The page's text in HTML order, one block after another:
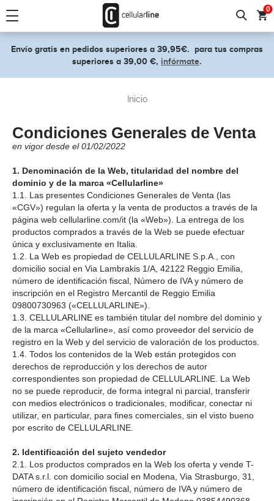
0
Envío gratis en pedidos superiores a 39,95€. para tus compras
superiores a 39,00 €, infórmate.
Inicio
Condiciones Generales de Venta
en vigor desde el 01/02/2022
1. Denominación de la Web, titularidad del nombre del
dominio y de la marca «Cellularline»
1.1. Las presentes Condiciones Generales de Venta (las
«CGV») regulan la oferta y la venta de productos a través de la
página web cellularline.com/it (la «Web»). La entrega de los
productos comprados a través de la Web se puede efectuar
única y exclusivamente en Italia.
1.2. La Web es propiedad de CELLULARLINE S.p.A., con
domicilio social en Via Lambrakis 1/A, 42122 Reggio Emilia,
número de identificación fiscal, Número de IVA y número de
inscripción en el Registro Mercantil de Reggio Emilia
09800730963 («CELLULARLINE»).
1.3. CELLULARLINE es también titular del nombre del dominio y
de la marca «Cellularline», así como proveedor del servicio de
registro en la Web y del servicio de valoración de los productos.
1.4. Todos los contenidos de la Web están protegidos con
derechos de reproducción y los derechos de autor
correspondientes son propiedad de CELLULARLINE. La Web
no se puede reproducir, de forma integral ni parcial, transferir
con medios electrónicos o tradicionales, modificar, conectar ni
utilizar, en particular, para fines comerciales, sin el visto bueno
por escrito de CELLULARLINE.
2. Identificación del sujeto vendedor
2.1. Los productos comprados en la Web los oferta y vende T-
DATA s.r.l. con domicilio social en Modena, Via Strasburgo, 31,
número de identificación fiscal, número de IVA y número de